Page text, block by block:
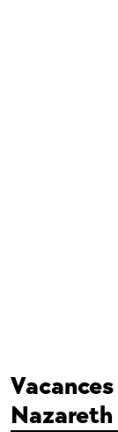
Nazareth